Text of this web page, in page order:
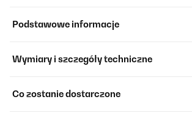
Podstawowe informacje
Wymiary i szczegóły techniczne
Co zostanie dostarczone